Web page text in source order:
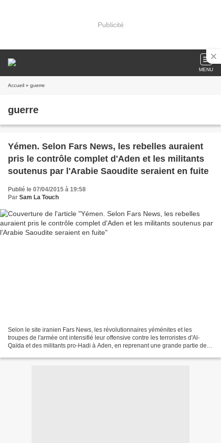
Publicité
MENU
Accueil » guerre
guerre
Yémen. Selon Fars News, les rebelles auraient
pris le contrôle complet d'Aden et les militants
soutenus par l'Arabie Saoudite seraient en fuite
Publié le 07/04/2015 à 19:58
Par Sam La Touch
Selon le site iranien Fars News, les révolutionnaires yéménites et les
troupes de l'armée ont intensifié leur offensive contre les terroristes d'Al-
Qaïda et des militants pro-Hadi à Aden, en reprenant une grande partie de la